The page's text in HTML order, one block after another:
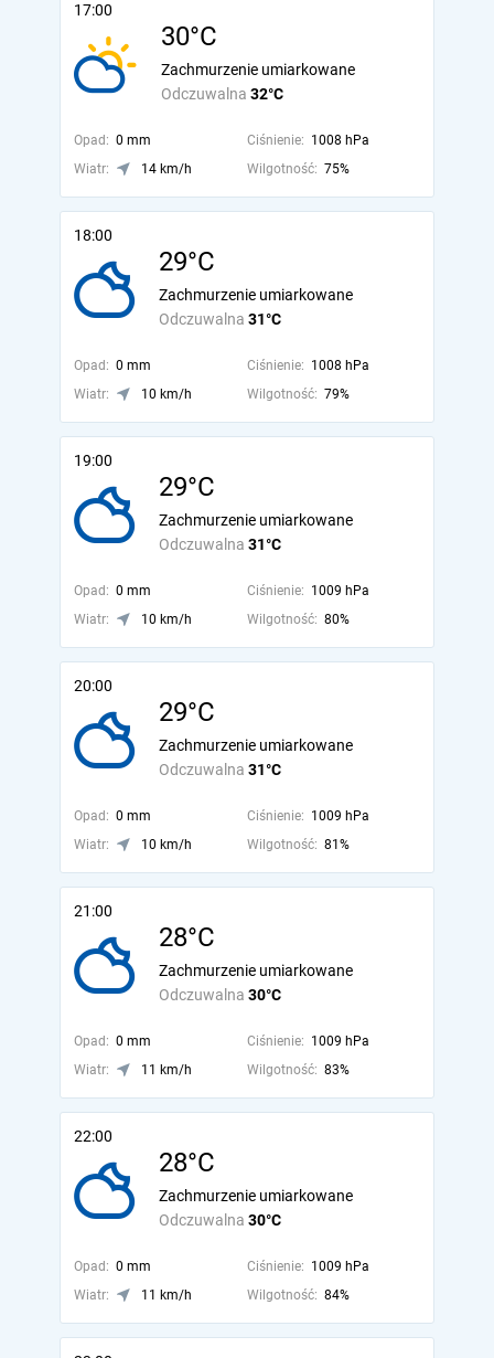
17:00
30°C
Odczuwalna 32°C
Zachmurzenie umiarkowane
Opad: 0 mm Ciśnienie: 1008 hPa
Wiatr:
14 km/h Wilgotność: 75%
18:00
29°C
Odczuwalna 31°C
Zachmurzenie umiarkowane
Opad: 0 mm Ciśnienie: 1008 hPa
Wiatr:
10 km/h Wilgotność: 79%
19:00
29°C
Odczuwalna 31°C
Zachmurzenie umiarkowane
Opad: 0 mm Ciśnienie: 1009 hPa
Wiatr:
10 km/h Wilgotność: 80%
20:00
29°C
Odczuwalna 31°C
Zachmurzenie umiarkowane
Opad: 0 mm Ciśnienie: 1009 hPa
Wiatr:
10 km/h Wilgotność: 81%
21:00
28°C
Odczuwalna 30°C
Zachmurzenie umiarkowane
Opad: 0 mm Ciśnienie: 1009 hPa
Wiatr:
11 km/h Wilgotność: 83%
22:00
28°C
Odczuwalna 30°C
Zachmurzenie umiarkowane
Opad: 0 mm Ciśnienie: 1009 hPa
Wiatr:
11 km/h Wilgotność: 84%